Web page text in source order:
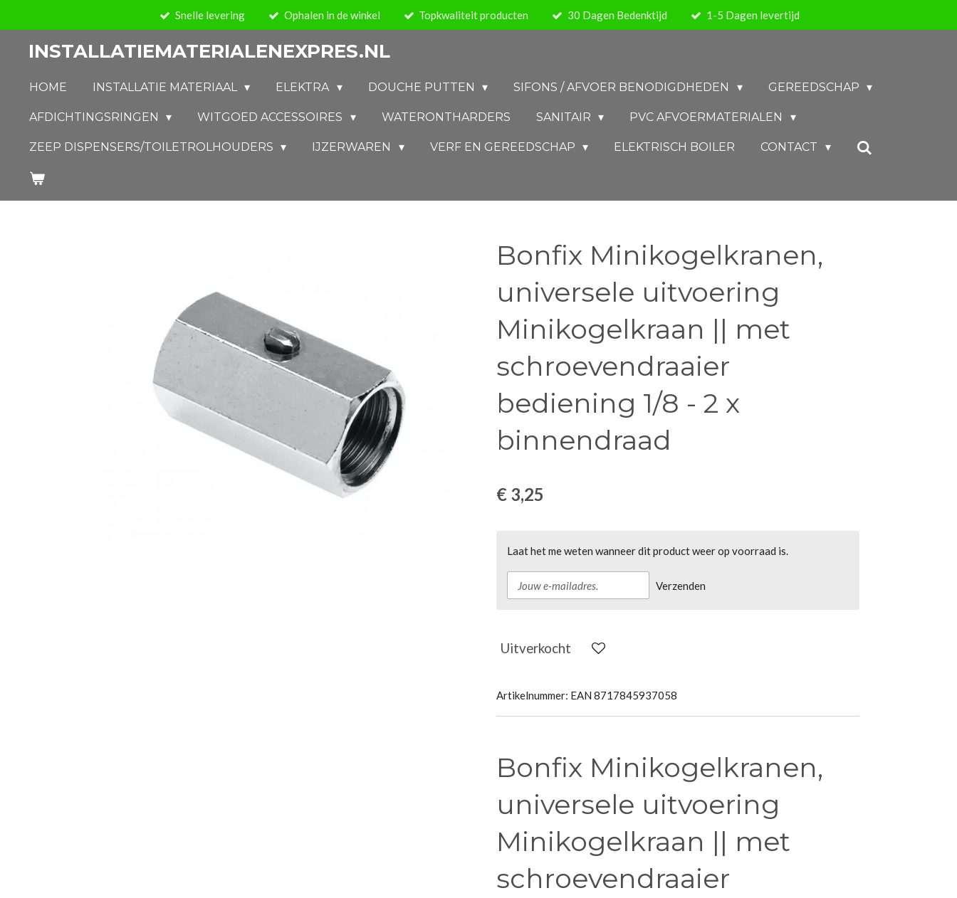
hoofdinhoud
Snelle levering Ophalen in de winkel Topkwaliteit producten 30 Dagen Bedenktijd 1-5 Dagen levertijd
INSTALLATIEMATERIALENEXPRES.NL
HOME INSTALLATIE MATERIAAL ELEKTRA DOUCHE PUTTEN SIFONS / AFVOER BENODIGDHEDEN GEREEDSCHAP
AFDICHTINGSRINGEN WITGOED ACCESSOIRES WATERONTHARDERS SANITAIR PVC AFVOERMATERIALEN
ZEEP DISPENSERS/TOILETROLHOUDERS IJZERWAREN VERF EN GEREEDSCHAP ELEKTRISCH BOILER CONTACT
Bonfix Minikogelkranen,
universele uitvoering
Minikogelkraan || met
schroevendraaier
bediening 1/8 - 2 x
binnendraad
€ 3,25
Laat het me weten wanneer dit product weer op voorraad is.
Verzenden
Uitverkocht
Artikelnummer: EAN 8717845937058
Bonfix Minikogelkranen,
universele uitvoering
Minikogelkraan || met
schroevendraaier